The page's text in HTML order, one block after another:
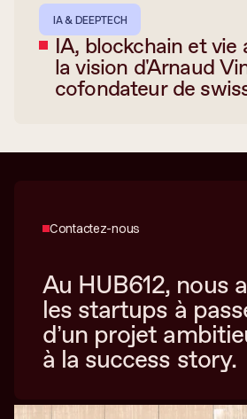
IA & DEEPTECH
IA, blockchain et vie
la vision d'Arnaud
cofondateur de
Contactez-nous
Au HUB612, nous
les startups à
d’un projet
à la success story.